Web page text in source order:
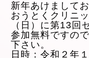
新年あけまして
おうとくクリニ
（日）に第13回
参加無料ですの
下さい。
日時：令和２年